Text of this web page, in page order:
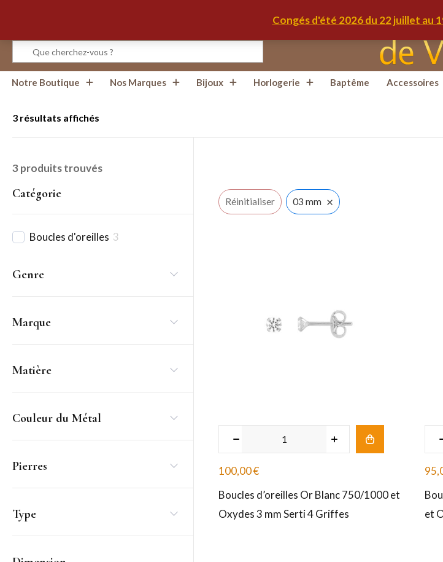
Congés d'été 2026 du 22 juillet au
Notre Boutique Nos Marques Bijoux Horlogerie Baptême Accessoires
3 résultats affichés
3 produits trouvés
Catégorie
Boucles d'oreilles 3
Genre
Marque
Matière
Couleur du Métal
Pierres
Type
Réinitialiser 03 mm ×
100,00€
Boucles d’oreilles Or Blanc 750/1000 et
Oxydes 3 mm Serti 4 Griffes
et